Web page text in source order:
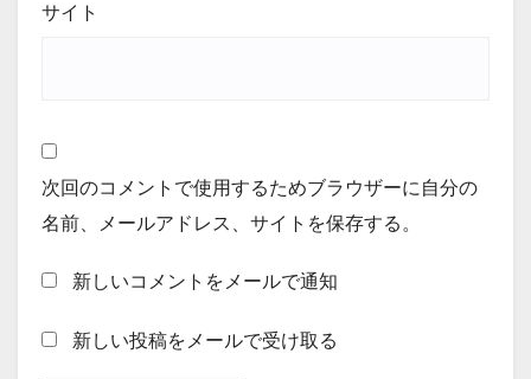
サイト
次回のコメントで使用するためブラウザーに自分の
名前、メールアドレス、サイトを保存する。
新しいコメントをメールで通知
新しい投稿をメールで受け取る